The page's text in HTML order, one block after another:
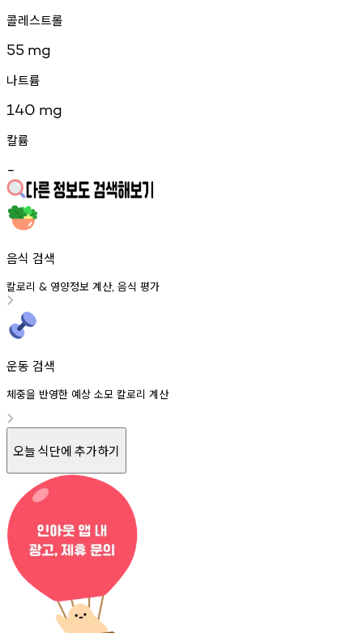
콜레스트롤
55 mg
나트륨
140 mg
칼륨
-
음식 검색
칼로리 & 영양정보 계산, 음식 평가
운동 검색
체중을 반영한 예상 소모 칼로리 계산
오늘 식단에 추가하기